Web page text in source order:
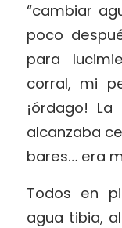
“cambiar
poco
para
corral, mi
¡órdago!
alcanzaba
bares… era
Todos en
agua tibia,